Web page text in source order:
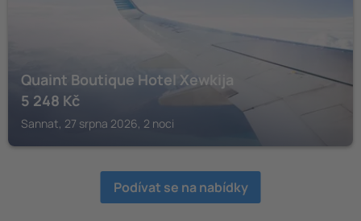
Quaint Boutique Hotel Xewkija
5 248 Kč
Sannat, 27 srpna 2026, 2 noci
Podívat se na nabídky